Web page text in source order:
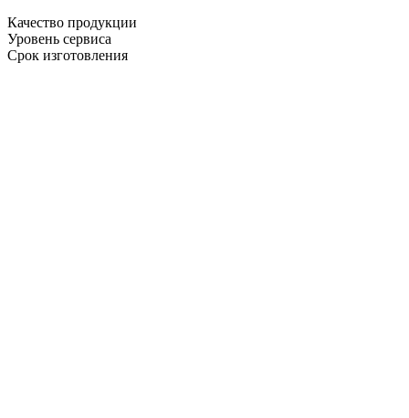
Качество продукции
Уровень сервиса
Срок изготовления